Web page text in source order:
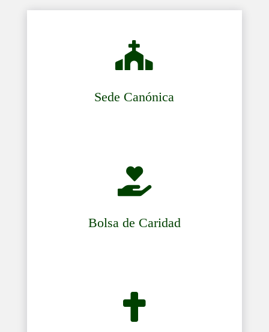

Sede Canónica

Bolsa de Caridad
